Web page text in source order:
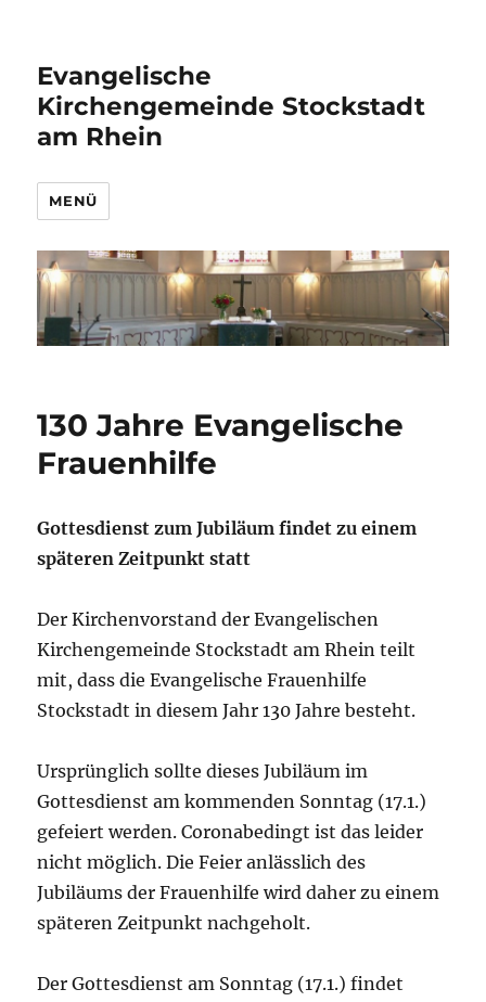
Evangelische
Kirchengemeinde Stockstadt
am Rhein
MENÜ
130 Jahre Evangelische
Frauenhilfe
Gottesdienst zum Jubiläum findet zu einem
späteren Zeitpunkt statt
Der Kirchenvorstand der Evangelischen
Kirchengemeinde Stockstadt am Rhein teilt
mit, dass die Evangelische Frauenhilfe
Stockstadt in diesem Jahr 130 Jahre besteht.
Ursprünglich sollte dieses Jubiläum im
Gottesdienst am kommenden Sonntag (17.1.)
gefeiert werden. Coronabedingt ist das leider
nicht möglich. Die Feier anlässlich des
Jubiläums der Frauenhilfe wird daher zu einem
späteren Zeitpunkt nachgeholt.
Der Gottesdienst am Sonntag (17.1.) findet